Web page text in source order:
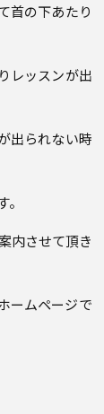
首の下あたり
レッスンが出
出られない時
内させて頂き
ームページで